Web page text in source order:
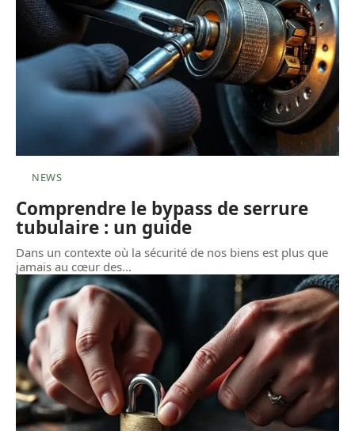
NEWS
Comprendre le bypass de serrure
tubulaire : un guide
Dans un contexte où la sécurité de nos biens est plus que
jamais au cœur des…